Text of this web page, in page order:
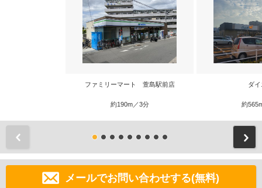
ファミリーマート 萱島駅前店
約190m／3分
ダ
約
メールでお問い合わせする(無料)